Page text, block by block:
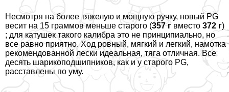
Несмотря на более тяжелую и мощную ручку, новый PG
весит на 15 граммов меньше старого (357 г вместо 372 г)
; для катушек такого калибра это не принципиально, но
все равно приятно. Ход ровный, мягкий и легкий, намотка
рекомендованной лески идеальная, тяга отличная. Все
десять шарикоподшипников, как и у старого PG,
расставлены по уму.